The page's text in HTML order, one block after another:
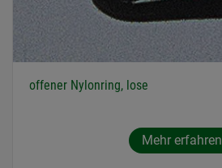
offener Nylonring, lose
Mehr erfahren